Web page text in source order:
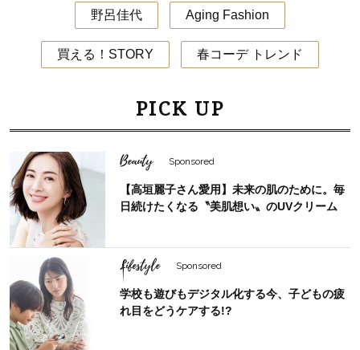
野呂佳代 Aging Fashion
買える！STORY 春コーデ トレンド
PICK UP
Beauty Sponsored
【高垣麗子さん愛用】未来の肌のために。毎
日続けたくなる〝美肌想い〟のUVクリーム
Lifestyle Sponsored
学校も遊びもデジタル化する今、子どもの疲
れ目をどうケアする!?